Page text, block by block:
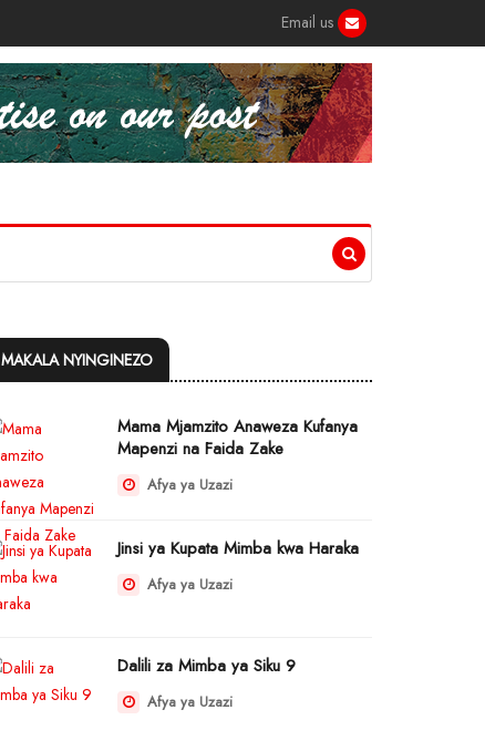
Email us
MAKALA NYINGINEZO
Mama Mjamzito Anaweza Kufanya
Mapenzi na Faida Zake
Afya ya Uzazi
Jinsi ya Kupata Mimba kwa Haraka
Afya ya Uzazi
Dalili za Mimba ya Siku 9
Afya ya Uzazi